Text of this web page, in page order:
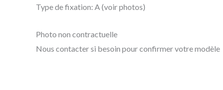
Type de fixation: A (voir photos)
Photo non contractuelle
Nous contacter si besoin pour confirmer votre modèle